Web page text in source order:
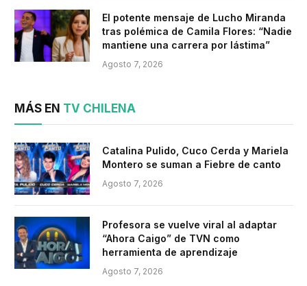
El potente mensaje de Lucho Miranda
tras polémica de Camila Flores: “Nadie
mantiene una carrera por lástima”
Agosto 7, 2026
MÁS EN TV CHILENA
Catalina Pulido, Cuco Cerda y Mariela
Montero se suman a Fiebre de canto
Agosto 7, 2026
Profesora se vuelve viral al adaptar
“Ahora Caigo” de TVN como
herramienta de aprendizaje
Agosto 7, 2026